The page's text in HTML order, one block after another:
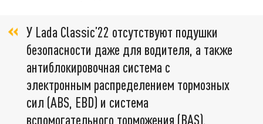
У Lada Classic’22 отсутствуют подушки
безопасности даже для водителя, а также
антиблокировочная система с
электронным распределением тормозных
сил (ABS, EBD) и система
вспомогательного торможения (BAS).